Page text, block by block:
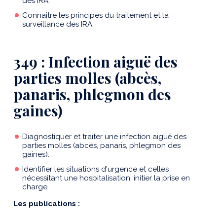
Connaître les principes du traitement et la
surveillance des IRA.
349 : Infection aiguë des
parties molles (abcès,
panaris, phlegmon des
gaines)
Diagnostiquer et traiter une infection aiguë des
parties molles (abcès, panaris, phlegmon des
gaines).
Identifier les situations d'urgence et celles
nécessitant une hospitalisation, initier la prise en
charge.
Les publications :